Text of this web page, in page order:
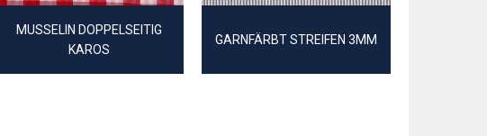
MUSSELIN DOPPELSEITIG
KAROS
GARNFÄRBT STREIFEN 3MM